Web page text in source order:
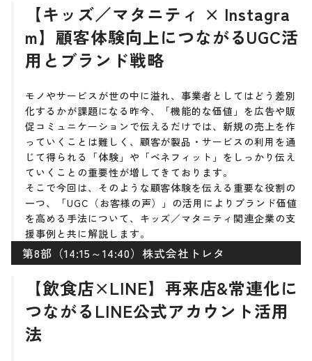
【キッズ／マタニティ × Instagra
m】顧客体験向上につながるUGC活
用とブランド戦略
モノやサービスが世の中に溢れ、事業者としてはどう差別
化するかが課題になる昨今、「機能的な価値」を広告や販
促コミュニケーションで伝えるだけでは、新規の売上を作
っていくことは難しく、顧客が製品・サービスの利用を通
じて得られる「体験」や「ベネフィット」をしっかり伝え
ていくことの重要性が増してきております。
そこで今回は、そのような顧客体験を伝える重要な役割の
一つ、「UGC（お客様の声）」の活用によりブランド価値
を高める手法について、キッズ／マタニティ関連企業の支
援事例と共に解説します。
第8部（14:15～14:40）株式会社トレタ
【飲食店×LINE】再来店&常連化に
つながるLINE公式アカウント活用
法